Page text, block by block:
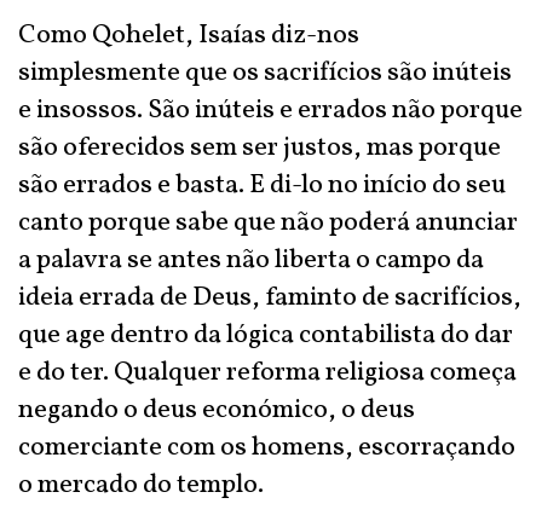
Como Qohelet, Isaías diz-nos
simplesmente que os sacrifícios são inúteis
e insossos. São inúteis e errados não porque
são oferecidos sem ser justos, mas porque
são errados e basta. E di-lo no início do seu
canto porque sabe que não poderá anunciar
a palavra se antes não liberta o campo da
ideia errada de Deus, faminto de sacrifícios,
que age dentro da lógica contabilista do dar
e do ter. Qualquer reforma religiosa começa
negando o deus económico, o deus
comerciante com os homens, escorraçando
o mercado do templo.